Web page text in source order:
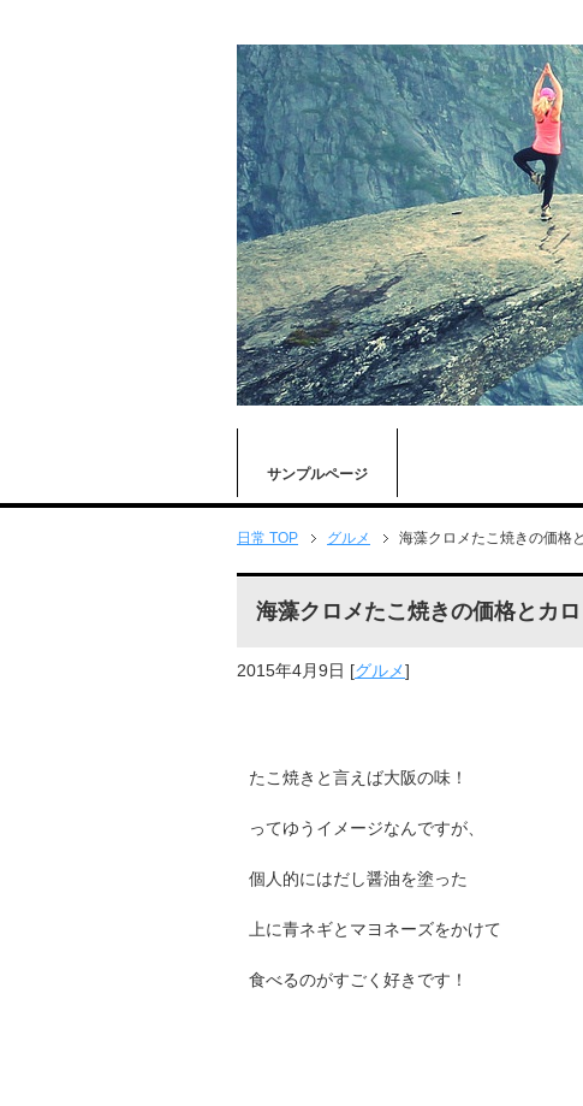
サンプルページ
日常 TOP グルメ 海藻クロメたこ焼きの価格
海藻クロメたこ焼きの価格とカ
2015年4月9日 [グルメ]
たこ焼きと言えば大阪の味！
ってゆうイメージなんですが、
個人的にはだし醤油を塗った
上に青ネギとマヨネーズをかけて
食べるのがすごく好きです！